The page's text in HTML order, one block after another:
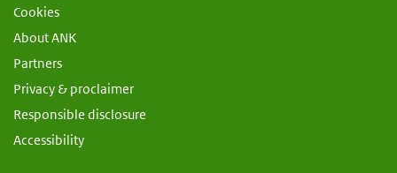
Cookies
About ANK
Partners
Privacy & proclaimer
Responsible disclosure
Accessibility